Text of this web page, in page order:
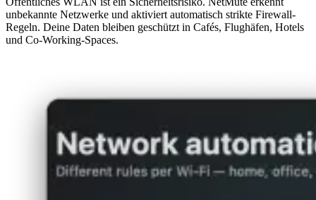
unbekannte Netzwerke und aktiviert automatisch strikte Firewall-
Regeln. Deine Daten bleiben geschützt in Cafés, Flughäfen, Hotels
und Co-Working-Spaces.